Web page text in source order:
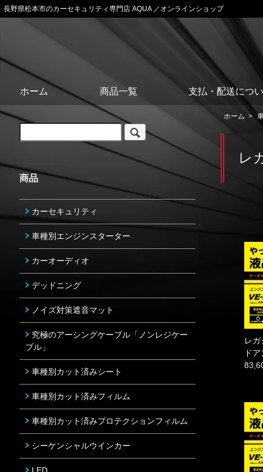
長野県松本市のカーセキュリティ専門店 AQUA ／オンラインショップ
ホーム 商品一覧 支払・配送につ
ホーム >
レ
レ
ド
商品
カーセキュリティ
車種別エンジンスターター
カーオーディオ
デッドニング
ノイズ対策遮音マット
究極のアーシングケーブル「ノンレジケー
ブル」
車種別カット済みシート
車種別カット済みフィルム
車種別カット済みプロテクションフィルム
シーケンシャルウインカー